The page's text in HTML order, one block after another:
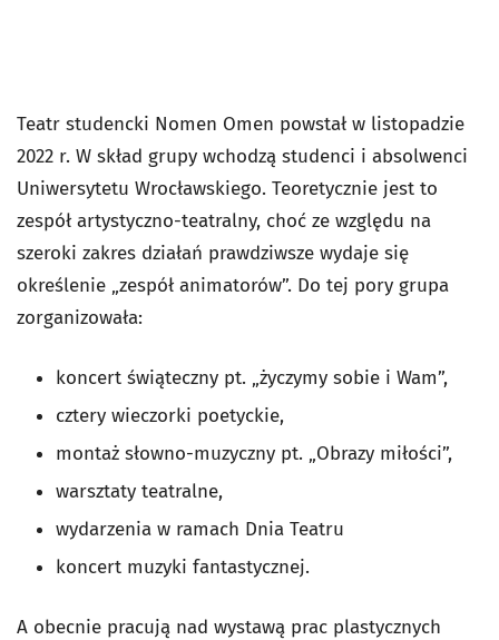
Teatr studencki Nomen Omen powstał w listopadzie
2022 r. W skład grupy wchodzą studenci i absolwenci
Uniwersytetu Wrocławskiego. Teoretycznie jest to
zespół artystyczno-teatralny, choć ze względu na
szeroki zakres działań prawdziwsze wydaje się
określenie „zespół animatorów”. Do tej pory grupa
zorganizowała:
koncert świąteczny pt. „życzymy sobie i Wam”,
cztery wieczorki poetyckie,
montaż słowno-muzyczny pt. „Obrazy miłości”,
warsztaty teatralne,
wydarzenia w ramach Dnia Teatru
koncert muzyki fantastycznej.
A obecnie pracują nad wystawą prac plastycznych